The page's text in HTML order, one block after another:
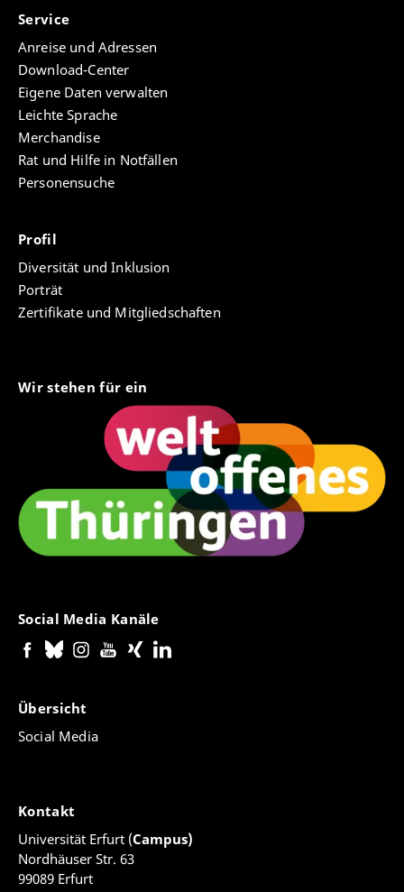
Service
Anreise und Adressen
Download-Center
Eigene Daten verwalten
Leichte Sprache
Merchandise
Rat und Hilfe in Notfällen
Personensuche
Profil
Diversität und Inklusion
Porträt
Zertifikate und Mitgliedschaften
Wir stehen für ein
Social Media Kanäle
Übersicht
Social Media
Kontakt
Universität Erfurt (Campus)
Nordhäuser Str. 63
99089 Erfurt